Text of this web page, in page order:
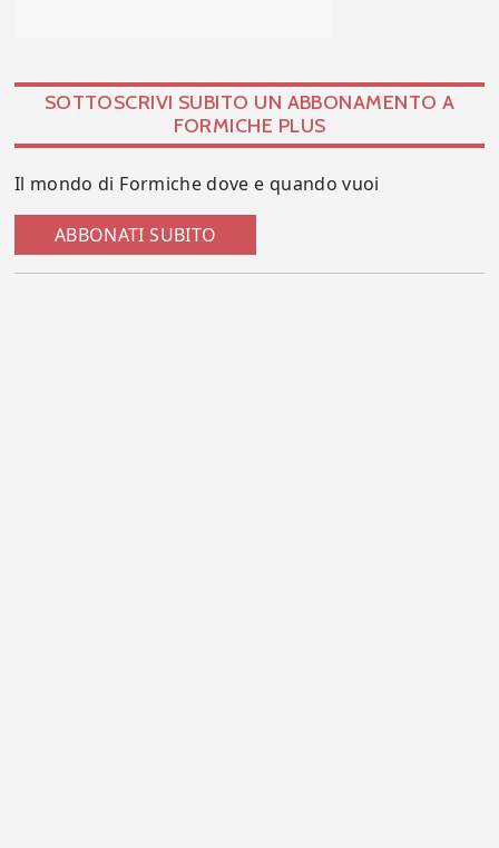
SOTTOSCRIVI SUBITO UN ABBONAMENTO A
FORMICHE PLUS
Il mondo di Formiche dove e quando vuoi
ABBONATI SUBITO